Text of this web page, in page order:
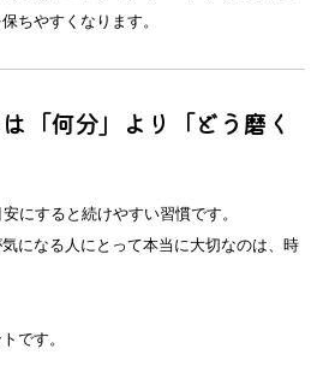
ちやすくなります。
「何分」より「どう磨く
にすると続けやすい習慣です。
になる人にとって本当に大切なのは、時
です。